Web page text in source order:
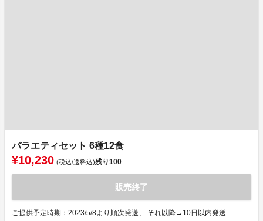
バラエティセット 6種12食
¥10,230 (税込/送料込)残り100
販売終了
ご提供予定時期：2023/5/8より順次発送、 それ以降→10日以内発送